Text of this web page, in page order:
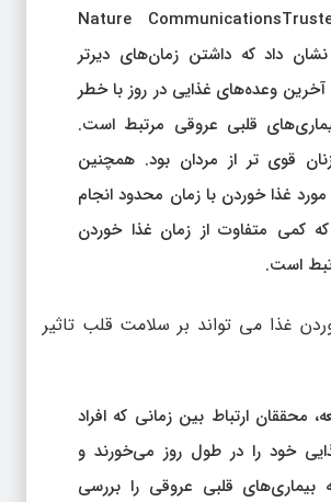
Nature
داد که داشتن زمان‌های دیرتر
آخرین وعده‌های غذایی در روز با خطر
قلبی عروقی مرتبط است.
قوی تر از مردان بود. همچنین
غذا خوردن با زمان محدود انجام
کمی متفاوت از زمان غذا خوردن
است.
غذا می تواند بر سلامت قلب تاثیر
محققان ارتباط بین زمانی که افراد
خود را در طول روز می‌خورند و
بیماری‌های قلبی عروقی را بررسی